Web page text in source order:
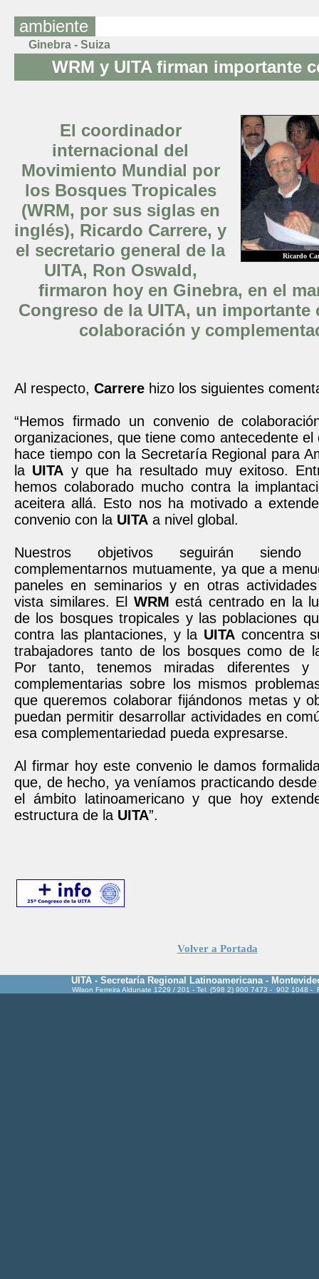
ambiente
Ginebra - Suiza
WRM y UITA firman importante
Ricardo
El coordinador
internacional del
Movimiento Mundial por
los Bosques Tropicales
(WRM, por sus siglas en
inglés), Ricardo Carrere, y
el secretario general de la
UITA, Ron Oswald,
firmaron hoy en Ginebra, en el
Congreso de la UITA, un importante
colaboración y
Al respecto, Carrere hizo los siguientes
“Hemos firmado un convenio de
organizaciones, que tiene como antecedente el
hace tiempo con la Secretaría Regional para
la UITA y que ha resultado muy exitoso.
hemos colaborado mucho contra la
aceitera allá. Esto nos ha motivado a
convenio con la UITA a nivel global.
Nuestros objetivos seguirán
complementarnos mutuamente, ya que a
paneles en seminarios y en otras
vista similares. El WRM está centrado en la
de los bosques tropicales y las poblaciones
contra las plantaciones, y la UITA concentra
trabajadores tanto de los bosques como de
Por tanto, tenemos miradas diferentes y
complementarias sobre los mismos
que queremos colaborar fijándonos metas y
puedan permitir desarrollar actividades en
esa complementariedad pueda expresarse.
Al firmar hoy este convenio le damos
que, de hecho, ya veníamos practicando
el ámbito latinoamericano y que hoy
estructura de la UITA”.
Volver a Portada
UITA - Secretaría Regional Latinoamericana -
Wilson Ferreira Aldunate 1229 / 201 - Tel. (598 2) 900 7473 - 902 1048 -